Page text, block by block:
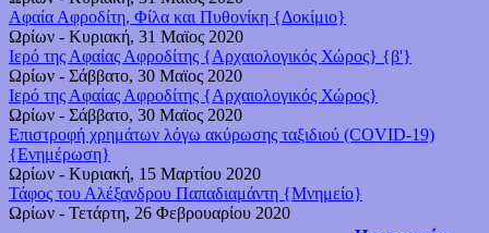
Αφαία Αφροδίτη, Φίλα και Πυθονίκη {Δοκίμιο}
Ωρίων - Κυριακή, 31 Μαϊος 2020
Ιερό της Αφαίας Αφροδίτης {Αρχαιολογικός Χώρος} {β'}
Ωρίων - Σάββατο, 30 Μαϊος 2020
Ιερό της Αφαίας Αφροδίτης {Αρχαιολογικός Χώρος}
Ωρίων - Σάββατο, 30 Μαϊος 2020
Επιστροφή χρημάτων λόγω ακύρωσης ταξιδιού (COVID-19)
{Ενημέρωση}
Ωρίων - Κυριακή, 15 Μαρτίου 2020
Τάφος του Αλέξανδρου Παπαδιαμάντη {Μνημείο}
Ωρίων - Τετάρτη, 26 Φεβρουαρίου 2020